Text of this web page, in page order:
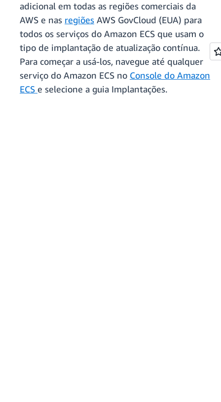
adicional em todas as regiões comerciais da
AWS e nas regiões AWS GovCloud (EUA) para
todos os serviços do Amazon ECS que usam o
tipo de implantação de atualização contínua.
Para começar a usá-los, navegue até qualquer
serviço do Amazon ECS no Console do Amazon
ECS e selecione a guia Implantações.